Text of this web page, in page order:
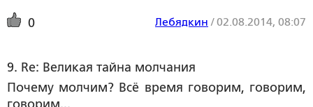
0 Лебядкин /02.08.2014, 08:07
9. Re: Великая тайна молчания
Почему молчим? Всё время говорим, говорим,
говорим...